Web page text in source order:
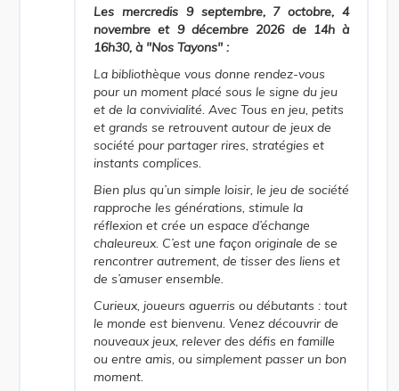
Les mercredis 9 septembre, 7 octobre, 4
novembre et 9 décembre 2026 de 14h à
16h30, à "Nos Tayons" :
La bibliothèque vous donne rendez-vous
pour un moment placé sous le signe du jeu
et de la convivialité. Avec Tous en jeu, petits
et grands se retrouvent autour de jeux de
société pour partager rires, stratégies et
instants complices.
Bien plus qu’un simple loisir, le jeu de société
rapproche les générations, stimule la
réflexion et crée un espace d’échange
chaleureux. C’est une façon originale de se
rencontrer autrement, de tisser des liens et
de s’amuser ensemble.
Curieux, joueurs aguerris ou débutants : tout
le monde est bienvenu. Venez découvrir de
nouveaux jeux, relever des défis en famille
ou entre amis, ou simplement passer un bon
moment.